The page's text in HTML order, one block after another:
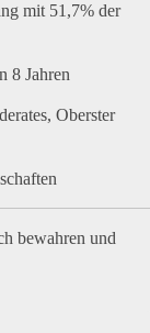
mit 51,7% der
8 Jahren
Oberster
bewahren und